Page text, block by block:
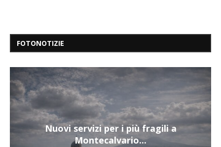
FOTONOTIZIE
Nuovi servizi per i più fragili a
Montecalvario...